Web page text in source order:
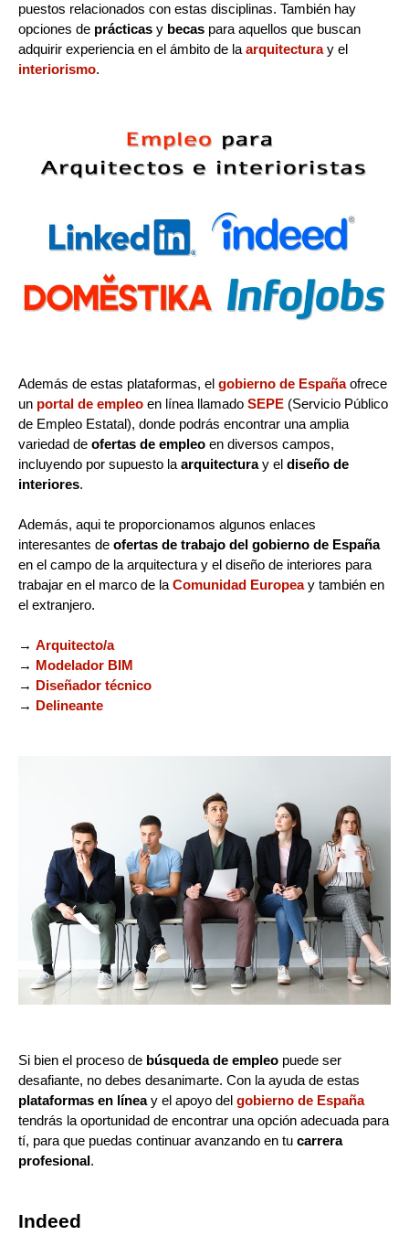
puestos relacionados con estas disciplinas. También hay
opciones de prácticas y becas para aquellos que buscan
adquirir experiencia en el ámbito de la arquitecturay el
interiorismo.
Además de estas plataformas, el gobierno de Españaofrece
un portal de empleo en línea llamado SEPE (Servicio Público
de Empleo Estatal), donde podrás encontrar una amplia
variedad de ofertas de empleo en diversos campos,
incluyendo por supuesto la arquitecturay el diseño de
interiores.
Además, aqui te proporcionamos algunos enlaces
interesantes de ofertas de trabajo del gobierno de España
en el campo de la arquitectura y el diseño de interiores para
trabajar en el marco de la Comunidad Europeay también en
el extranjero.
→ Arquitecto/a
→ Modelador BIM
→ Diseñador técnico
→ Delineante
Si bien el proceso de búsqueda de empleo puede ser
desafiante, no debes desanimarte. Con la ayuda de estas
plataformas en líneay el apoyo del gobierno de España
tendrás la oportunidad de encontrar una opción adecuada para
tí, para que puedas continuar avanzando en tu carrera
profesional.
Indeed